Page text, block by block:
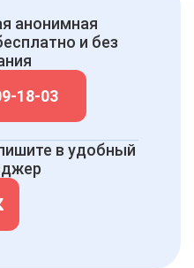
анонимная
и без
18-03
в удобный